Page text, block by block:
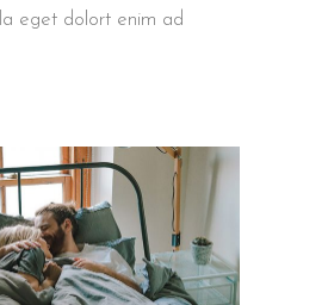
eget dolort enim ad